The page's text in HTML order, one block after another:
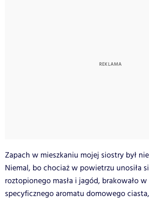
Zapach w mieszkaniu mojej siostry był
Niemal, bo chociaż w powietrzu unosiła
roztopionego masła i jagód, brakowało
specyficznego aromatu domowego